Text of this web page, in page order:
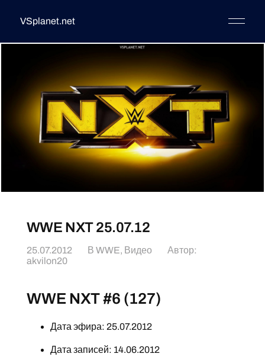
VSplanet.net
WWE NXT 25.07.12
25.07.2012 В WWE, Видео
Автор:
akvilon20
WWE NXT #6 (127)
Дата эфира: 25.07.2012
Дата записей: 14.06.2012